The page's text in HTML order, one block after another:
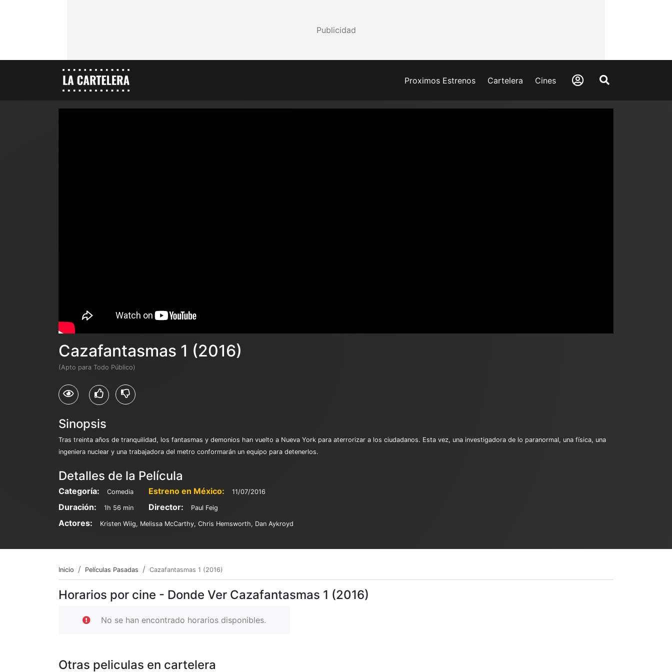
Publicidad
Proximos Estrenos Cartelera Cines
Cazafantasmas 1 (2016)
(Apto para Todo Público)
Sinopsis
Tras treinta años de tranquilidad, los fantasmas y demonios han vuelto a Nueva York para aterrorizar a los ciudadanos. Esta vez, una investigadora de lo paranormal, una física, una
ingeniera nuclear y una trabajadora del metro conformarán un equipo para detenerlos.
Detalles de la Película
Categoría: Comedia Estreno en México: 11/07/2016
Duración: 1h 56 min Director: Paul Feig
Actores: Kristen Wiig, Melissa McCarthy, Chris Hemsworth, Dan Aykroyd
Inicio Películas Pasadas Cazafantasmas 1 (2016)
Horarios por cine - Donde Ver Cazafantasmas 1 (2016)
No se han encontrado horarios disponibles.
Otras peliculas en cartelera